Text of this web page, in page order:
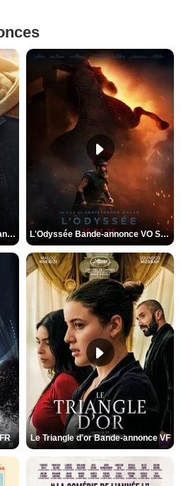
Spider-Man: Brand New Day Bande-annonce VO STFR L'Odyssée Bande-annonce VO STFR
Le Triangle d'or Bande-annonce VF